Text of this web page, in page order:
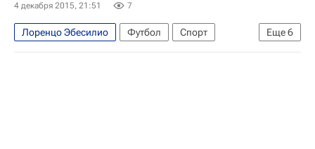
4 декабря 2015, 21:51 7
Еще6
Лоренцо Эбесилио Футбол
Спорт
Руслан Агаларов